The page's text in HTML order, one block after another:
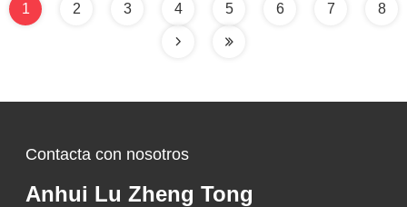
1 2 3 4 5 6 7 8
Contacta con nosotros
Anhui Lu Zheng Tong